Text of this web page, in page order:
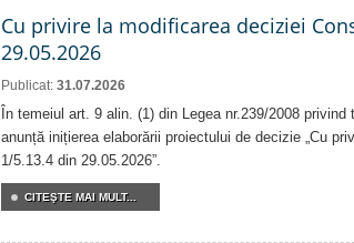
Cu privire la modificarea deciziei
29.05.2026
Publicat: 31.07.2026
În temeiul art. 9 alin. (1) din Legea nr.239/2008
anunță inițierea elaborării proiectului de decizie „Cu
1/5.13.4 din 29.05.2026”.
CITEŞTE MAI MULT...